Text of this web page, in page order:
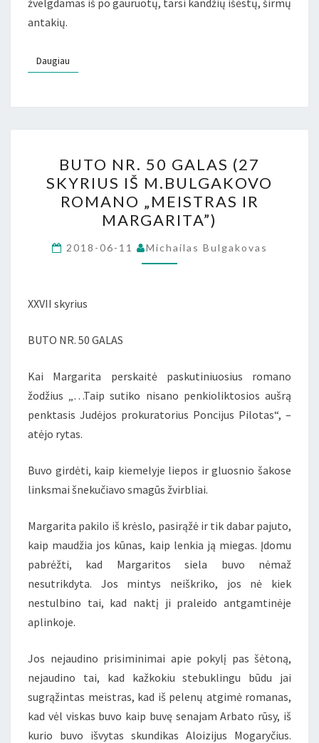
žvelgdamas iš po gauruotų, tarsi kandžių išėstų, širmų
antakių.
Daugiau
NR.
50
GALAS
(27
SKYRIUS
IŠ
BUTO NR. 50 GALAS (27
SKYRIUS IŠ M.BULGAKOVO
ROMANO „MEISTRAS IR
MARGARITA”)
2018-06-11 Michailas Bulgakovas
XXVII skyrius
BUTO NR. 50 GALAS
Kai Margarita perskaitė paskutiniuosius romano
žodžius „…Taip sutiko nisano penkioliktosios aušrą
penktasis Judėjos prokuratorius Poncijus Pilotas“, –
atėjo rytas.
Buvo girdėti, kaip kiemelyje liepos ir gluosnio šakose
linksmai šnekučiavo smagūs žvirbliai.
Margarita pakilo iš krėslo, pasirąžė ir tik dabar pajuto,
kaip maudžia jos kūnas, kaip lenkia ją miegas. Įdomu
pabrėžti, kad Margaritos siela buvo nėmaž
nesutrikdyta. Jos mintys neiškriko, jos nė kiek
nestulbino tai, kad naktį ji praleido antgamtinėje
aplinkoje.
Jos nejaudino prisiminimai apie pokylį pas šėtoną,
nejaudino tai, kad kažkokiu stebuklingu būdu jai
sugrąžintas meistras, kad iš pelenų atgimė romanas,
kad vėl viskas buvo kaip buvę senajam Arbato rūsy, iš
kurio buvo išvytas skundikas Aloizijus Mogaryčius.